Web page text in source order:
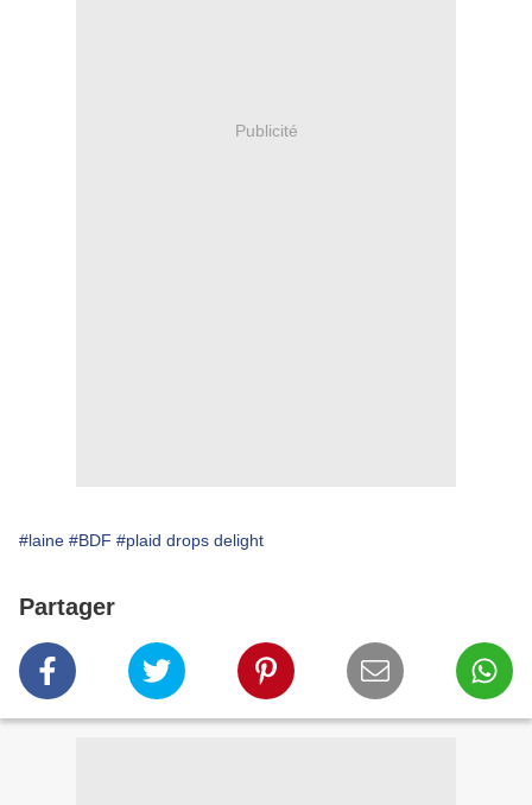
Publicité
#laine #BDF #plaid drops delight
Partager